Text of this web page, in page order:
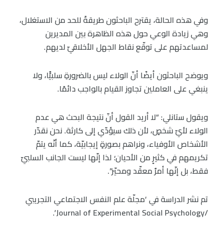
وفي هذه الحالة، يقترح الباحثون طريقةً للحد من الاستغلال،
وهي زيادة الوعي حول هذه الظاهرة بين المديرين
لمساعدتهم على توقّع نقاط الجهل الأخلاقيّ لديهم.
ويوضح الباحثون أيضًا أنّ الولاء ليس بالضرورةِ سلبيًًا، ولا
ينبغي على العاملين تجاوز القيام بالواجب دائمًا.
ويقول ستانلي: “لا أريد القول أنّ نتيجة البحث هي عدم
الولاء لأيّ شخصٍ، لأن ذلك سيؤدّي إلى كارثة. نحن نقدّر
الأشخاص الأوفياء، ونراهم بصورةٍ إيجابيّة، كما أنّه يتمّ
تكريمهم في كثيرٍ من الأحيان؛ لذا إنّها ليست الجانب السلبيّ
فقط، بل إنّها أمرٌ معقّد ومحيّر”.
تم نشر الدراسة في ‘مجلّة علم النفس الاجتماعي التجريبي
/Journal of Experimental Social Psychology’.